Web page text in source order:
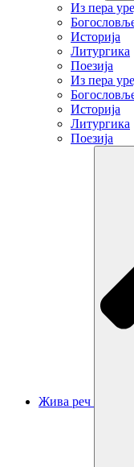
Из пера
Историја
Литургика
Поезија
Из пера
Историја
Литургика
Поезија
Жива реч